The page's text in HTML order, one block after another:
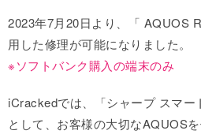
2023年7月20日より、「 AQUOS
用した修理が可能になりました。
※ソフトバンク購入の端末のみ
iCrackedでは、「シャープ スマー
として、お客様の大切なAQUOSを